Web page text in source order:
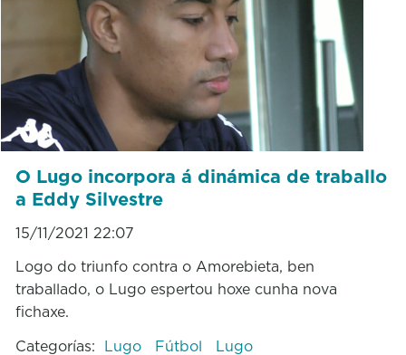
O Lugo incorpora á dinámica de traballo
a Eddy Silvestre
15/11/2021 22:07
Logo do triunfo contra o Amorebieta, ben
traballado, o Lugo espertou hoxe cunha nova
fichaxe.
Categorías: Lugo Fútbol Lugo